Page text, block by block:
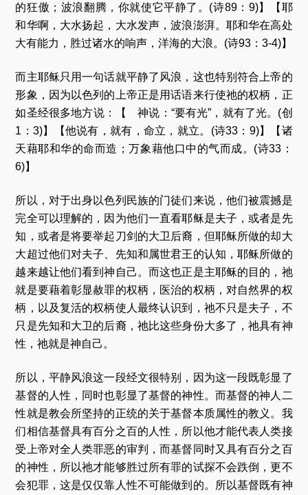
的狂傲；波浪翻腾，你就使它平静了。(诗89：9)】【耶
和华啊，大水扬起，大水发声，波浪澎湃。耶和华在高处
大有能力，胜过诸水的响声，洋海的大浪。(诗93：3-4)】
而主耶稣只用一句话就平静了风浪，这也特别符合上帝的
形象，因为以色列的上帝正是用话语来行使祂的权柄，正
如圣经很多地方说：【 神说：“要有光”，就有了光。(创
1：3)】【他说有，就有，命立，就立。(诗33：9)】【诸
天藉耶和华的命而造；万象藉他口中的气而成。(诗33：
6)】
所以，对于出身以色列民族的门徒们来说，他们被震撼是
完全可以理解的，因为他们一直看耶稣是夫子，或者是先
知，或者是将要举起刀剑的大卫后裔，但耶稣所做的却大
大超过他们对夫子、先知和属世君王的认知，耶稣所做的
越来越让他们看到神自己。而这也正是主耶稣的目的，祂
就是要藉着彰显赦罪的权柄，医治的权柄，对自然界的权
柄，以及复活的权柄使人最终认识到，祂不只是夫子，不
只是先知和大卫的后裔，祂比这些身份大多了，祂具有神
性，祂就是神自己。
所以，平静风浪这一段经文很特别，因为这一段既彰显了
基督的人性，同时也彰显了基督的神性。而基督的神人二
性就是教会所坚持的正统的关于基督本质属性的教义。我
们相信基督具有百分之百的人性，所以他才能代表人类接
受上帝对全人类罪恶的审判，而基督同时又具有百分之百
的神性，所以祂才能够胜过所有罪的试探不会跌倒，更不
会犯罪，这是仅仅靠人性不可能做到的。所以基督既有神